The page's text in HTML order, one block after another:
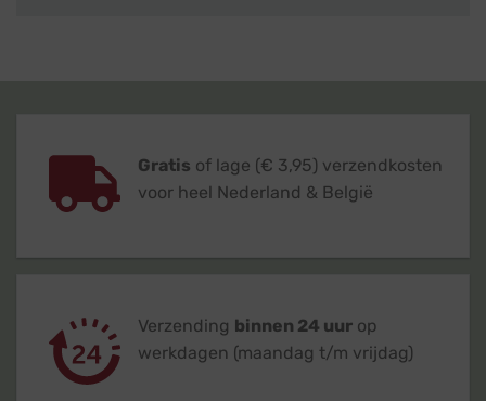
Gratis of lage (€ 3,95) verzendkosten
voor heel Nederland & België
Verzending binnen 24 uur op
werkdagen (maandag t/m vrijdag)